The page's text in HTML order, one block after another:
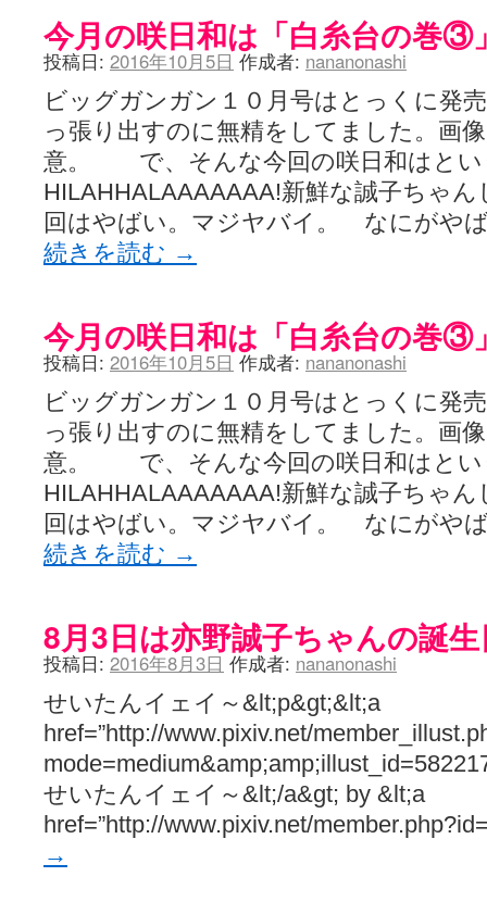
今月の咲日和は「白糸台の巻③
投稿日: 2016年10月5日 作成者: nananonashi
ビッグガンガン１０月号はとっくに発
っ張り出すのに無精をしてました。画
意。 で、そんな今回の咲日和はと
HILAHHALAAAAAAA!新鮮な誠子ちゃ
回はやばい。マジヤバイ。 なにがや
続きを読む →
今月の咲日和は「白糸台の巻③
投稿日: 2016年10月5日 作成者: nananonashi
ビッグガンガン１０月号はとっくに発
っ張り出すのに無精をしてました。画
意。 で、そんな今回の咲日和はと
HILAHHALAAAAAAA!新鮮な誠子ちゃ
回はやばい。マジヤバイ。 なにがや
続きを読む →
8月3日は亦野誠子ちゃんの誕
投稿日: 2016年8月3日 作成者: nananonashi
せいたんイェイ～&lt;p&gt;&lt;a
href=”http://www.pixiv.net/
せいたんイェイ～&lt;/a&gt; by &lt;a
href=”http://www.pixiv.net/
→